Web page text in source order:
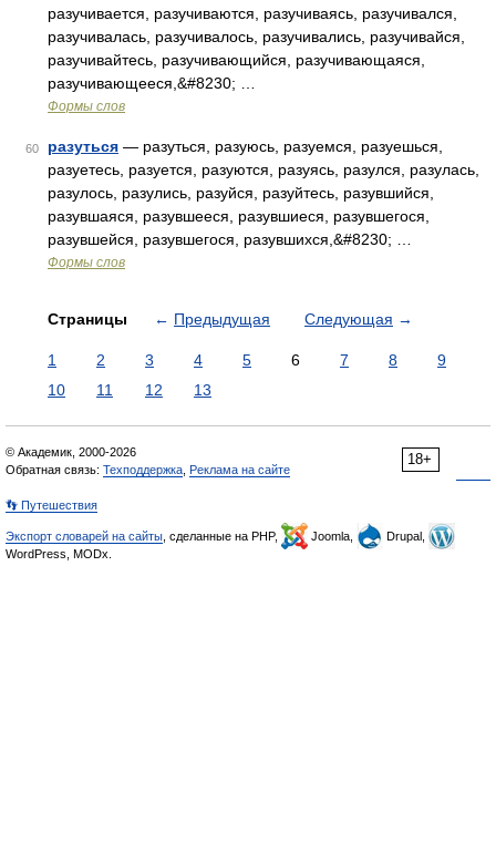
разучивается, разучиваются, разучиваясь, разучивался,
разучивалась, разучивалось, разучивались, разучивайся,
разучивайтесь, разучивающийся, разучивающаяся,
разучивающееся,&#8230; …
Формы слов
60 разуться — разуться, разуюсь, разуемся, разуешься,
разуетесь, разуется, разуются, разуясь, разулся, разулась,
разулось, разулись, разуйся, разуйтесь, разувшийся,
разувшаяся, разувшееся, разувшиеся, разувшегося,
разувшейся, разувшегося, разувшихся,&#8230; …
Формы слов
Страницы ← Предыдущая Следующая →
1 2 3 4 5 6 7 8
9
10
11 12 13
18+
© Академик, 2000-2026
Обратная связь: Техподдержка Реклама на сайте
👣 Путешествия
Экспорт словарей на сайты , сделанные на PHP, Joomla,
Drupal,
WordPress, MODx.